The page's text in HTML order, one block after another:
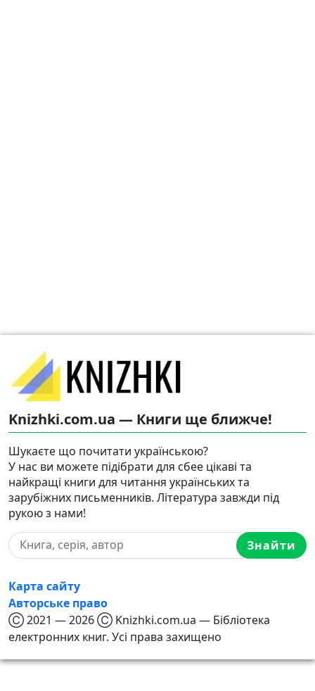
Knizhki.com.ua — Книги ще ближче!
Шукаєте що почитати українською?
У нас ви можете підібрати для сбее цікаві та
найкращі книги для читання українських та
зарубіжних письменників. Література завжди під
рукою з нами!
Знайти
Карта сайту
Авторське право
Ⓒ 2021 — 2026 Ⓒ Knizhki.com.ua — Бібліотека
електронних книг. Усі права захищено